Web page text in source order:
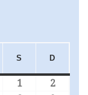
S SAMEDI
D
juillet 2026
1 1 août 2026
2